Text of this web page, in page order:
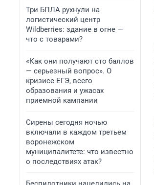
Три БПЛА рухнули на
логистический центр
Wildberries: здание в огне —
что с товарами?
«Как они получают сто баллов
— серьезный вопрос». О
кризисе ЕГЭ, всего
образования и ужасах
приемной кампании
Сирены сегодня ночью
включали в каждом третьем
воронежском
муниципалитете: что известно
о последствиях атак?